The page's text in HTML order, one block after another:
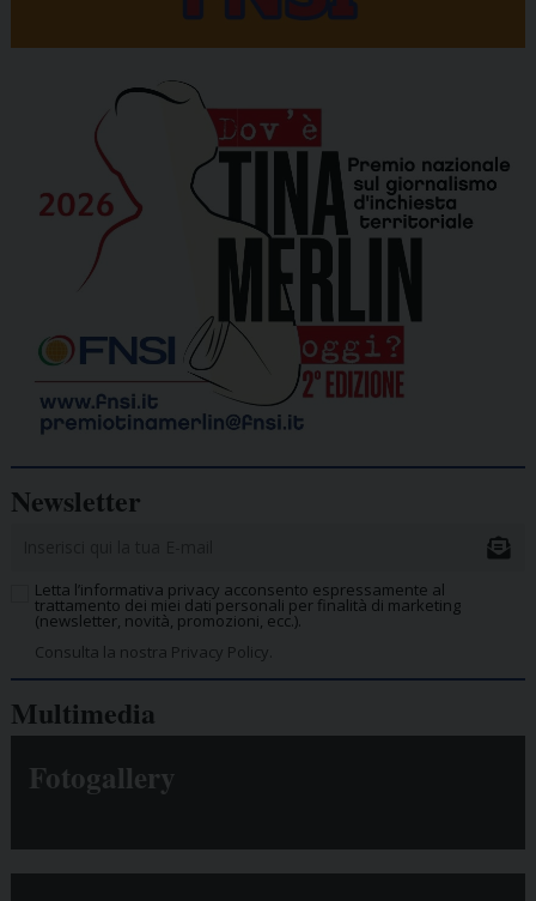
Newsletter
Letta l’informativa privacy acconsento espressamente al
trattamento dei miei dati personali per finalità di marketing
(newsletter, novità, promozioni, ecc.).
Consulta la nostra Privacy Policy.
Multimedia
Fotogallery